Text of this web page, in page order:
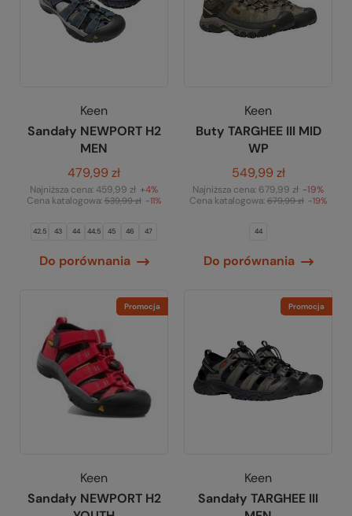
Keen
Sandały NEWPORT H2
MEN
479,99 zł
Najniższa cena:459,99 zł +4%
Cena katalogowa:539,99 zł -11%
42.5 43 44 44.5 45 46 47
Do porównania
Keen
Buty TARGHEE III MID
WP
549,99 zł
Najniższa cena: 679,99 zł -19%
Cena katalogowa:679,99 zł -19%
44
Do porównania
Promocja
Keen
Sandały NEWPORT H2
Promocja
Keen
Sandały TARGHEE III